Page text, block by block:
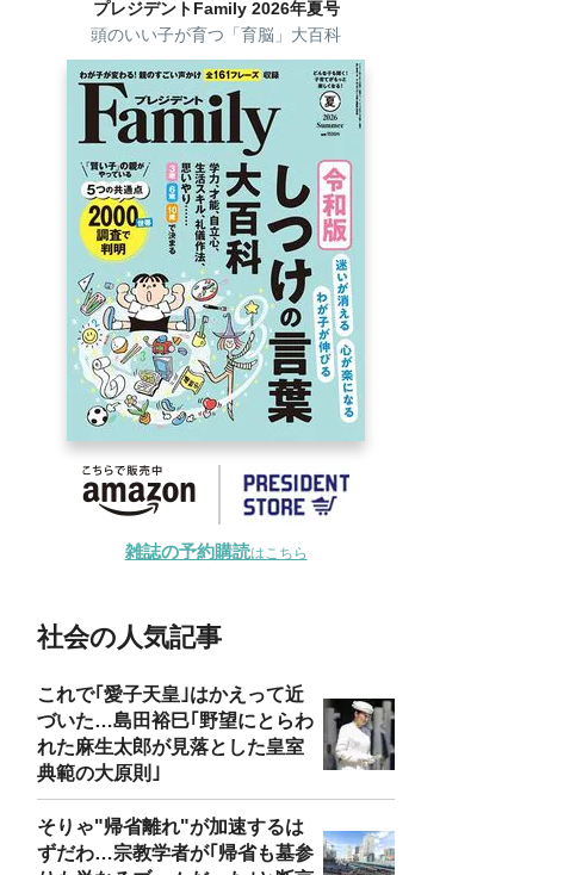
プレジデントFamily 2026年夏号
頭のいい子が育つ「育脳」大百科
雑誌の予約購読はこちら
社会の人気記事
これで｢愛子天皇｣はかえって近
づいた…島田裕巳｢野望にとらわ
れた麻生太郎が見落とした皇室
典範の大原則｣
そりゃ"帰省離れ"が加速するは
ずだわ…宗教学者が｢帰省も墓参